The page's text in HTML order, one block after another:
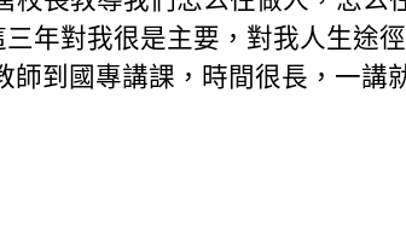
年對我很是主要，對我人生途
師到國專講課，時間很長，一講